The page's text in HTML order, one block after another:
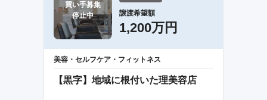
買い手募集
停止中
譲渡希望額
1,200万円
美容・セルフケア・フィットネス
【黒字】地域に根付いた理美容店